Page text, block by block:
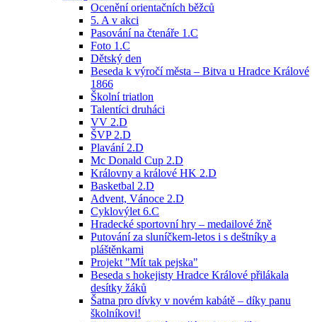
Ocenění orientačních běžců
5. A v akci
Pasování na čtenáře 1.C
Foto 1.C
Dětský den
Beseda k výročí města – Bitva u Hradce Králové
1866
Školní triatlon
Talentíci druháci
VV 2.D
ŠVP 2.D
Plavání 2.D
Mc Donald Cup 2.D
Královny a králové HK 2.D
Basketbal 2.D
Advent, Vánoce 2.D
Cyklovýlet 6.C
Hradecké sportovní hry – medailové žně
Putování za sluníčkem-letos i s deštníky a
pláštěnkami
Projekt "Mít tak pejska"
Beseda s hokejisty Hradce Králové přilákala
desítky žáků
Šatna pro dívky v novém kabátě – díky panu
školníkovi!